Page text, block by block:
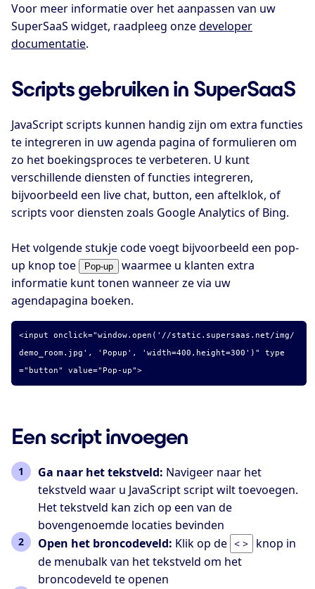
Voor meer informatie over het aanpassen van uw
SuperSaaS widget, raadpleeg onzedeveloper
documentatie.
Scripts gebruiken in SuperSaaS
JavaScript scripts kunnen handig zijn om extra functies
te integreren in uw agenda pagina of formulieren om
zo het boekingsproces te verbeteren. U kunt
verschillende diensten of functies integreren,
bijvoorbeeld een live chat, button, een aftelklok, of
scripts voor diensten zoals Google Analytics of Bing.
Het volgende stukje code voegt bijvoorbeeld een pop-
up knop toe
waarmee u klanten extra
informatie kunt tonen wanneer ze via uw
agendapagina boeken.
<input onclick="window.open('//static.supersaas.net/img/
demo_room.jpg', 'Popup', 'width=400,height=300')" type
="button" value="Pop-up">
Een script invoegen
Ga naar het tekstveld: Navigeer naar het
tekstveld waar u JavaScript script wilt toevoegen.
Het tekstveld kan zich op een van de
bovengenoemde locaties bevinden
Open het broncodeveld: Klik op de < >
knop in
de menubalk van het tekstveld om het
broncodeveld te openen